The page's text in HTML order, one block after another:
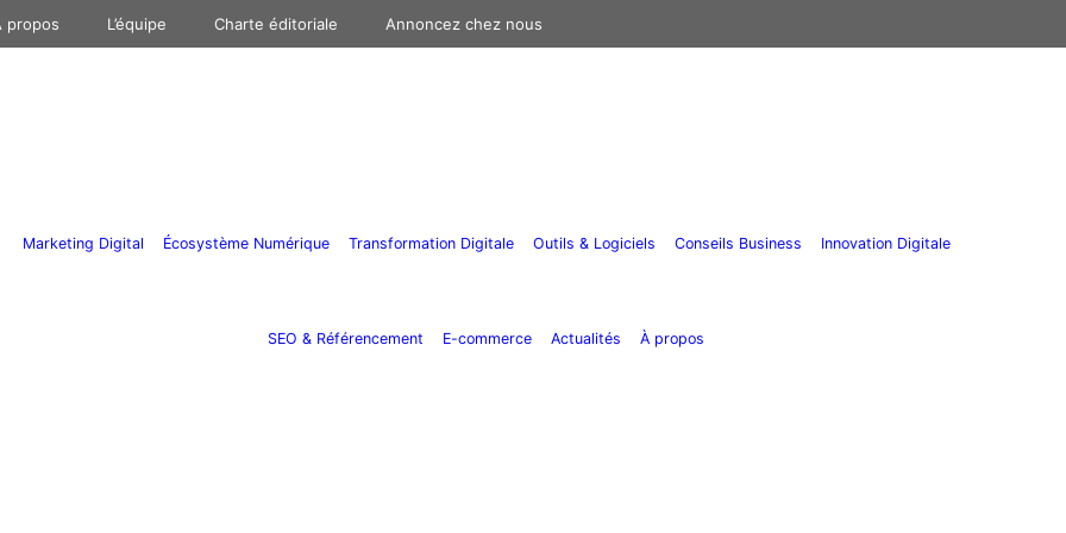
propos L’équipe Charte éditoriale Annoncez chez nous
Marketing Digital Écosystème Numérique Transformation Digitale Outils & Logiciels Conseils Business Innovation Digitale
SEO & Référencement E-commerce Actualités À propos